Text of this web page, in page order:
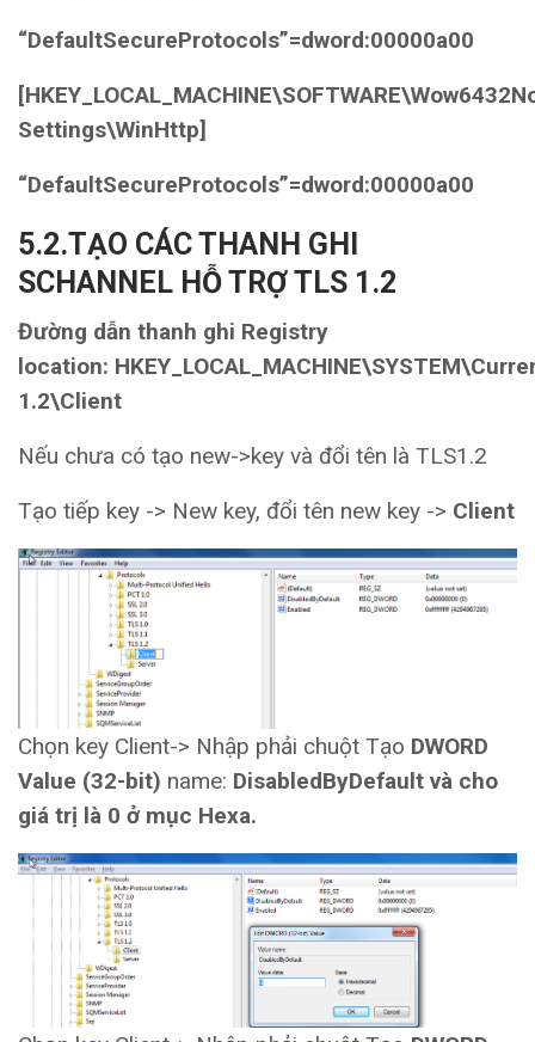
“DefaultSecureProtocols”=dword:00000a00
Settings\WinHttp]
“DefaultSecureProtocols”=dword:00000a00
5.2.TẠO CÁC THANH GHI
SCHANNEL HỖ TRỢ TLS 1.2
Đường dẫn thanh ghi Registry
location:
1.2\Client
Nếu chưa có tạo new->key và đổi tên là TLS1.2
Tạo tiếp key -> New key, đổi tên new key -> Client
Chọn key Client-> Nhập phải chuột Tạo DWORD
Value (32-bit) name: DisabledByDefault và cho
giá trị là 0 ở mục Hexa.